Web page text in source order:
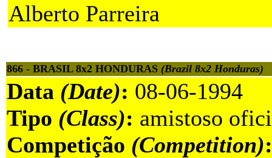
Alberto Parreira
866 - BRASIL 8x2 HONDURAS (Brazil 8x2 Honduras)
Data (Date): 08-06-1994
Tipo (Class): amistoso
Competição (Competition)